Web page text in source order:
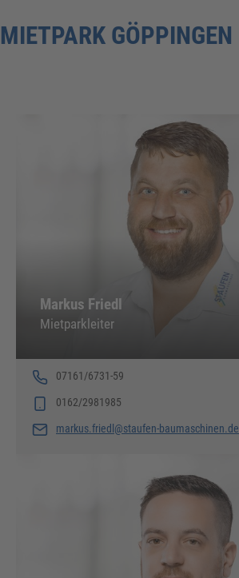
MIETPARK GÖPPINGEN
Markus Friedl
Mietparkleiter
07161/6731-59
0162/2981985
markus.friedl@staufen-baumaschinen.de